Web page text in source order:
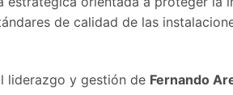
de calidad de las
liderazgo y gestión de Fernando